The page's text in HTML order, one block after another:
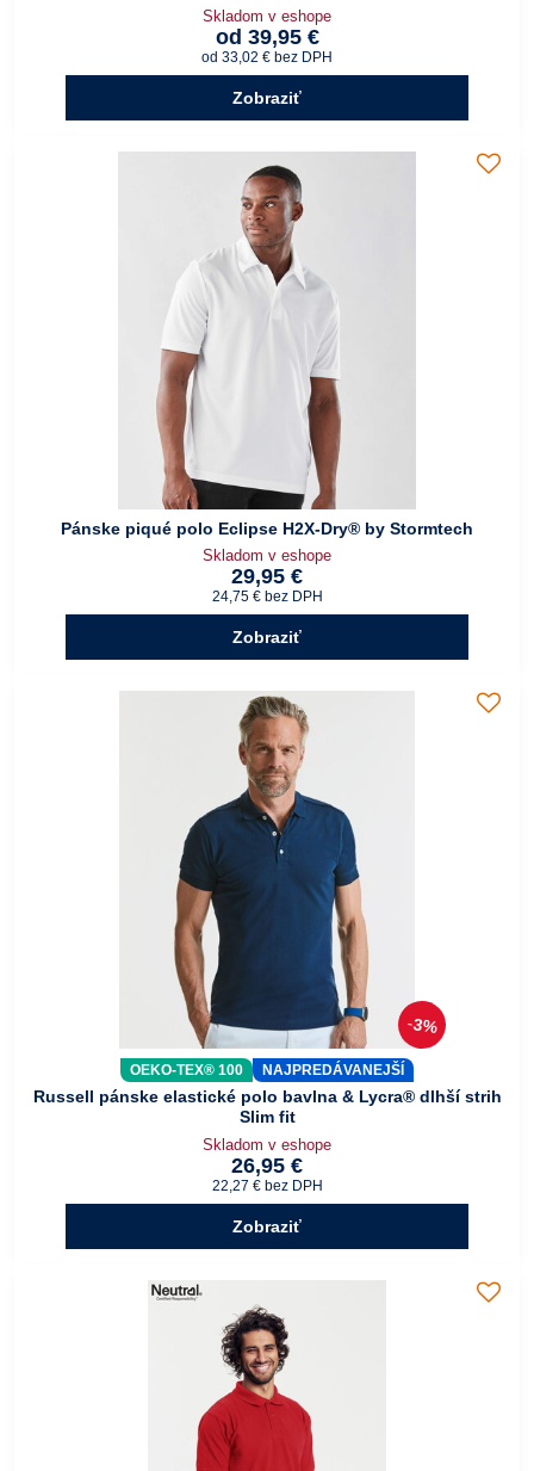
Skladom v eshope
od 39,95 €
od 33,02 € bez DPH
Zobraziť
Pánske piqué polo Eclipse H2X-Dry® by Stormtech
Skladom v eshope
29,95 €
24,75 € bez DPH
Zobraziť
3%
OEKO-TEX® 100 NAJPREDÁVANEJŠÍ
Russell pánske elastické polo bavlna & Lycra® dlhší strih
Slim fit
Skladom v eshope
26,95 €
22,27 € bez DPH
Zobraziť